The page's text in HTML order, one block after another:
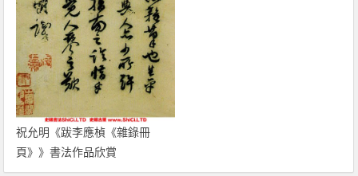
祝允明《跋李應楨《雜錄冊
頁》》書法作品欣賞